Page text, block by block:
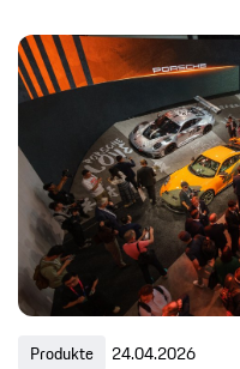
Produkte 24.04.2026